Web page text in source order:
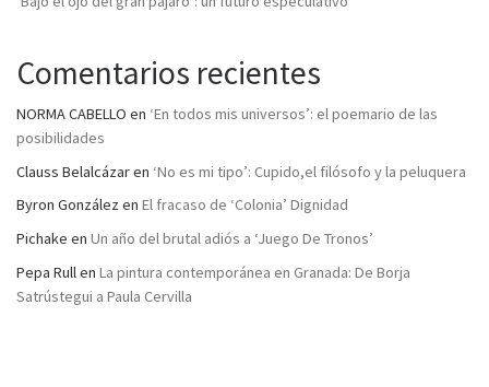
Comentarios recientes
NORMA CABELLO en ‘En todos mis universos’: el poemario de las
posibilidades
Clauss Belalcázaren ‘No es mi tipo’: Cupido,el filósofo y la peluquera
Byron González en El fracaso de ‘Colonia’ Dignidad
Pichake en Un año del brutal adiós a ‘Juego De Tronos’
Pepa Rullen La pintura contemporánea en Granada: De Borja
Satrústegui a Paula Cervilla